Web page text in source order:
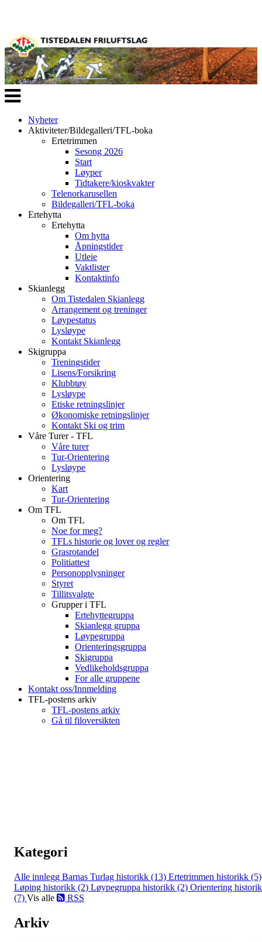
Veksle
navigasjon
Nyheter
Aktiviteter/Bildegalleri/TFL-boka
Ertetrimmen
Sesong 2026
Start
Løyper
Tidtakere/kioskvakter
Telenorkarusellen
Bildegalleri/TFL-boka
Ertehytta
Ertehytta
Om hytta
Åpningstider
Utleie
Vaktlister
Kontaktinfo
Skianlegg
Om Tistedalen Skianlegg
Arrangement og treninger
Løypestatus
Lysløype
Kontakt Skianlegg
Skigruppa
Treningstider
Lisens/Forsikring
Klubbtøy
Lysløype
Etiske retningslinjer
Økonomiske retningslinjer
Kontakt Ski og trim
Våre Turer - TFL
Våre turer
Tur-Orientering
Lysløype
Orientering
Kart
Tur-Orientering
Om TFL
Om TFL
Noe for meg?
TFLs historie og lover og regler
Grasrotandel
Politiattest
Personopplysninger
Styret
Tillitsvalgte
Grupper i TFL
Ertehyttegruppa
Skianlegg gruppa
Løypegruppa
Orienteringsgruppa
Skigruppa
Vedlikeholdsgruppa
For alle gruppene
Kontakt oss/Innmelding
TFL-postens arkiv
TFL-postens arkiv
Gå til filoversikten
Kategori
Alle innlegg Barnas Turlag historikk (13) Ertetrimmen historikk (5)
Løping historikk (2) Løypegruppa historikk (2) Orientering
(7) Vis alle RSS
Arkiv